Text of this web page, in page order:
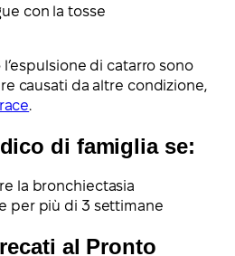
con la tosse
l’espulsione di catarro sono
causati da altre condizione,
.
di famiglia se:
la bronchiectasia
per più di 3 settimane
al Pronto